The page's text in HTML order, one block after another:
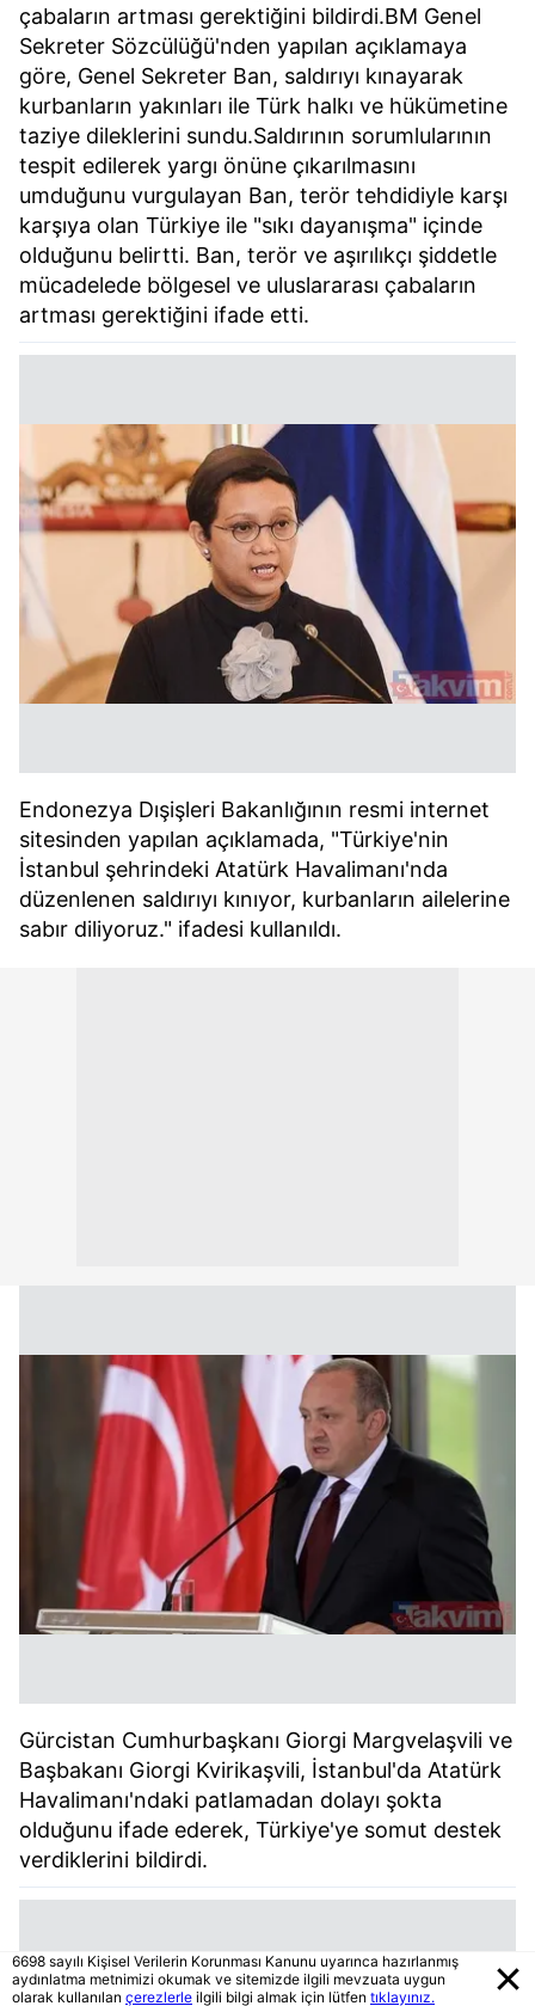
çabaların artması gerektiğini bildirdi.BM Genel
Sekreter Sözcülüğü'nden yapılan açıklamaya
göre, Genel Sekreter Ban, saldırıyı kınayarak
kurbanların yakınları ile Türk halkı ve hükümetine
taziye dileklerini sundu.Saldırının sorumlularının
tespit edilerek yargı önüne çıkarılmasını
umduğunu vurgulayan Ban, terör tehdidiyle karşı
karşıya olan Türkiye ile "sıkı dayanışma" içinde
olduğunu belirtti. Ban, terör ve aşırılıkçı şiddetle
mücadelede bölgesel ve uluslararası çabaların
artması gerektiğini ifade etti.
Endonezya Dışişleri Bakanlığının resmi internet
sitesinden yapılan açıklamada, "Türkiye'nin
İstanbul şehrindeki Atatürk Havalimanı'nda
düzenlenen saldırıyı kınıyor, kurbanların ailelerine
sabır diliyoruz." ifadesi kullanıldı.
Gürcistan Cumhurbaşkanı Giorgi Margvelaşvili ve
Başbakanı Giorgi Kvirikaşvili, İstanbul'da Atatürk
Havalimanı'ndaki patlamadan dolayı şokta
olduğunu ifade ederek, Türkiye'ye somut destek
verdiklerini bildirdi.
6698 sayılı Kişisel Verilerin Korunması Kanunu uyarınca hazırlanmış
aydınlatma metnimizi okumak ve sitemizde ilgili mevzuata uygun
olarak kullanılan çerezlerle ilgili bilgi almak için lütfen tıklayınız.